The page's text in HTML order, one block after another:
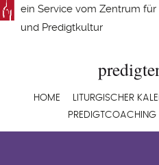
Direkt
zum
ein Service vom Zentrum für
und Predigtkultur
HOME LITURGISCHER
PREDIGTCOACHING